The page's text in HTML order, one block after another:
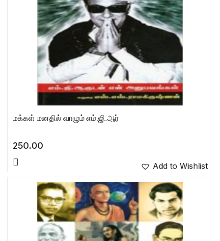
மக்கள் மனதில் வாழும் எம்.ஜி.ஆர்
250.00
Add to Wishlist